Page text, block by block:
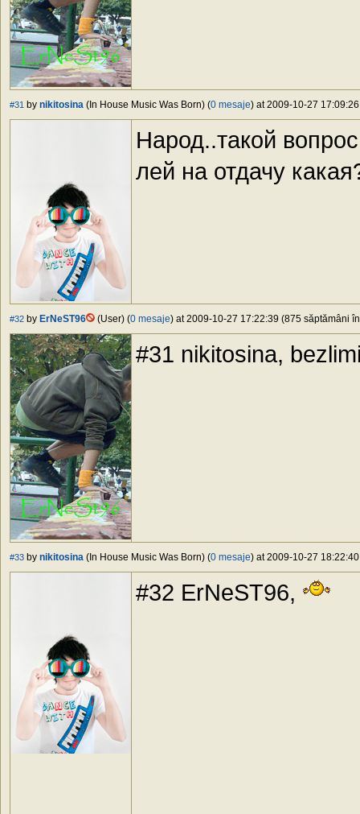
#31 by nikitosina (In House Music Was Born) (0 mesaje) at 2009-10-27
Народ..такой
лей на отдачу
#32 by ErNeST96 (User) (0 mesaje) at 2009-10-27 17:22:39 (875 săptămâni
#31 nikitosina,
#33 by nikitosina (In House Music Was Born) (0 mesaje) at 2009-10-27
#32 ErNeST96,